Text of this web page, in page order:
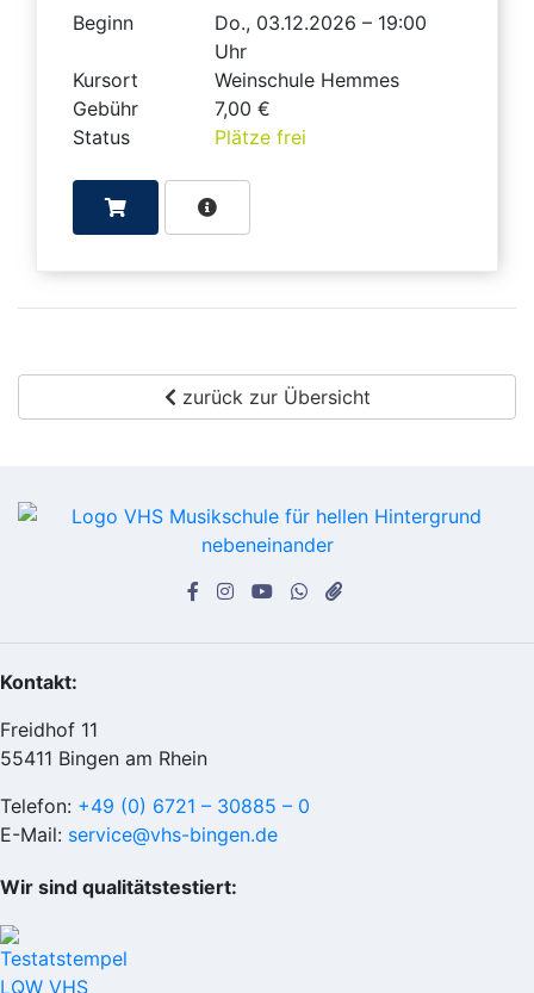
Beginn
Do., 03.12.2026 – 19:00
Uhr
Kursort
Weinschule Hemmes
Gebühr
7,00 €
Status
Plätze frei
zurück zur Übersicht
Kontakt:
Freidhof 11
55411 Bingen am Rhein
Telefon: +49 (0) 6721 – 30885 – 0
E-Mail: service@vhs-bingen.de
Wir sind qualitätstestiert: